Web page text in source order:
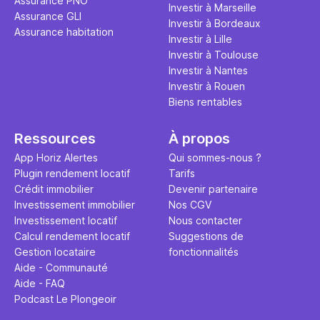
Assurance GLI
Assurance habitation
Investir à Marseille
Investir à Bordeaux
Investir à Lille
Investir à Toulouse
Investir à Nantes
Investir à Rouen
Biens rentables
Ressources
App Horiz Alertes
Plugin rendement locatif
Crédit immobilier
Investissement immobilier
Investissement locatif
Calcul rendement locatif
Gestion locataire
Aide - Communauté
Aide - FAQ
Podcast Le Plongeoir
À propos
Qui sommes-nous ?
Tarifs
Devenir partenaire
Nos CGV
Nous contacter
Suggestions de
fonctionnalités